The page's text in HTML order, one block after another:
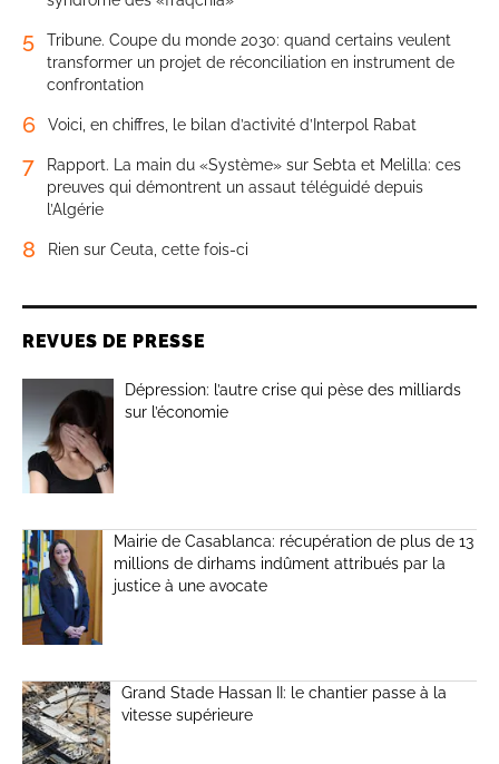
5
Tribune. Coupe du monde 2030: quand certains veulent
transformer un projet de réconciliation en instrument de
confrontation
6 Voici, en chiffres, le bilan d’activité d’Interpol Rabat
7
Rapport. La main du «Système» sur Sebta et Melilla: ces
preuves qui démontrent un assaut téléguidé depuis
l’Algérie
8 Rien sur Ceuta, cette fois-ci
REVUES DE PRESSE
Dépression: l’autre crise qui pèse des milliards
sur l’économie
Mairie de Casablanca: récupération de plus de 13
millions de dirhams indûment attribués par la
justice à une avocate
Grand Stade Hassan II: le chantier passe à la
vitesse supérieure